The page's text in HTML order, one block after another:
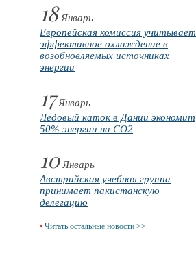
18Январь
Европейская комиссия учитывает
эффективное охлаждение в
возобновляемых источниках
энергии
17Январь
Ледовый каток в Дании экономит
50% энергии на CO2
10Январь
Австрийская учебная группа
принимает пакистанскую
делегацию
• Читать остальные новости >>